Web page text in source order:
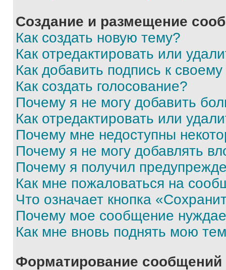
Создание и размещение
Как создать новую тему?
Как отредактировать или
Как добавить подпись к
Как создать голосование?
Почему я не могу добавить
Как отредактировать или
Почему мне недоступны
Почему я не могу добавлять
Почему я получил
Как мне пожаловаться на
Что означает кнопка
Почему мое сообщение
Как мне вновь поднять мою
Форматирование